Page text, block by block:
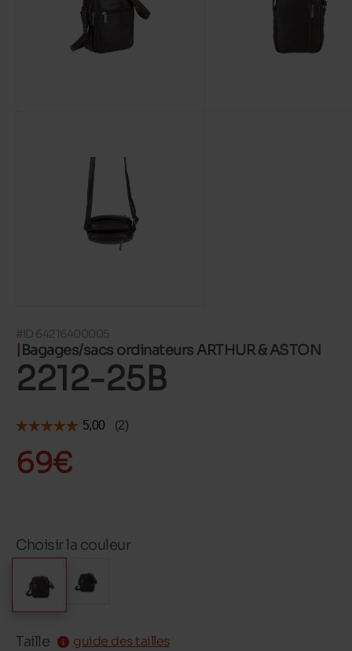
#ID 64216400005
Bagages/sacs ordinateurs ARTHUR & ASTON
2212-25B
69€
Choisir la couleur
Taille guide des tailles